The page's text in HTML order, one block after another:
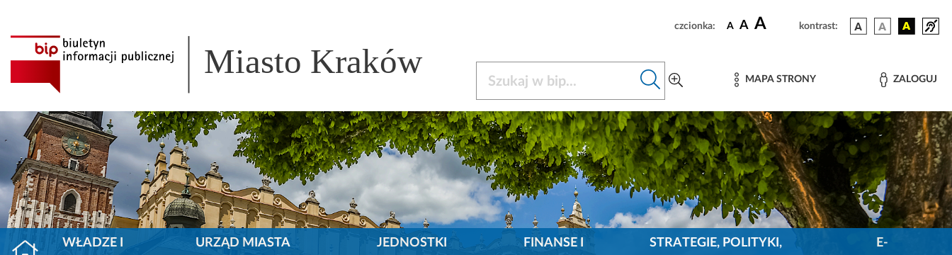
czcionka: A A A kontrast:
Miasto Kraków MAPA STRONY ZALOGUJ
WŁADZE I
URZĄD MIASTA
JEDNOSTKI
FINANSE I
STRATEGIE, POLITYKI,
E-